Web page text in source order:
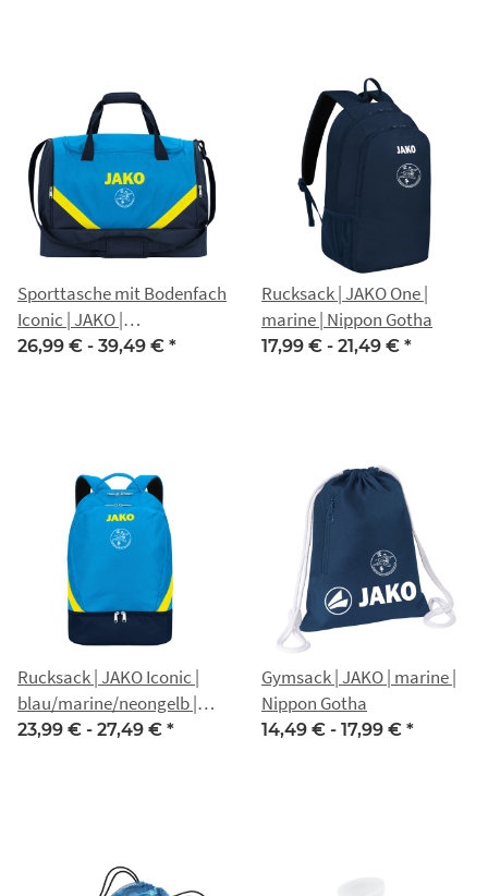
Sporttasche mit Bodenfach
Iconic | JAKO |
blau/marine/neongelb |
26,99 € - 39,49 € *
Rucksack | JAKO One |
marine | Nippon Gotha
17,99 € - 21,49 € *
Rucksack | JAKO Iconic |
blau/marine/neongelb |
Nippon Gotha
23,99 € - 27,49 € *
Gymsack | JAKO | marine |
Nippon Gotha
14,49 € - 17,99 € *